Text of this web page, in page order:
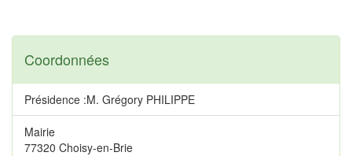
Coordonnées
Présidence :M. Grégory PHILIPPE
Mairie
77320 Choisy-en-Brie